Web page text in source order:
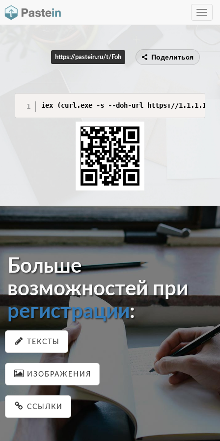
Toggle
https://pastein.ru/t/Foh Поделиться
Больше
возможностей при
регистрации:
ТЕКСТЫ
ИЗОБРАЖЕНИЯ
ССЫЛКИ